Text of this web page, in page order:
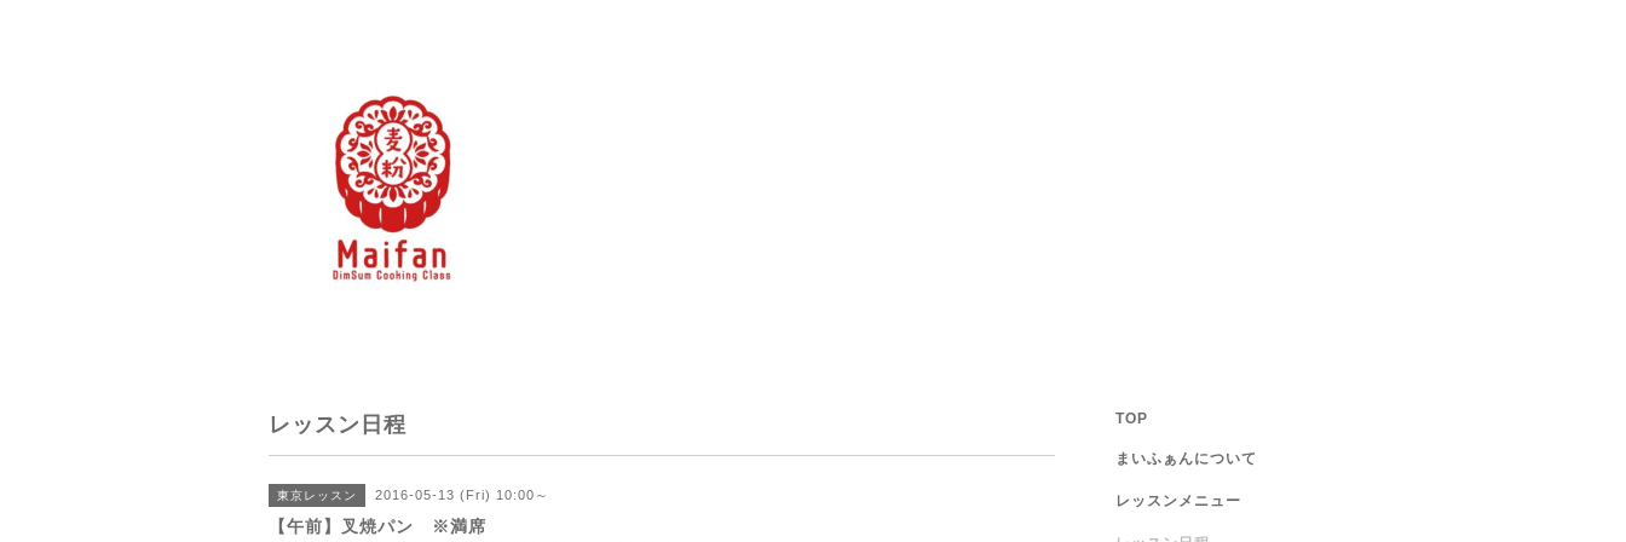
レッスン日程
東京レッスン 2016-05-13 (Fri) 10:00～
【午前】叉焼パン ※満席
TOP
まいふぁんについて
レッスンメニュー